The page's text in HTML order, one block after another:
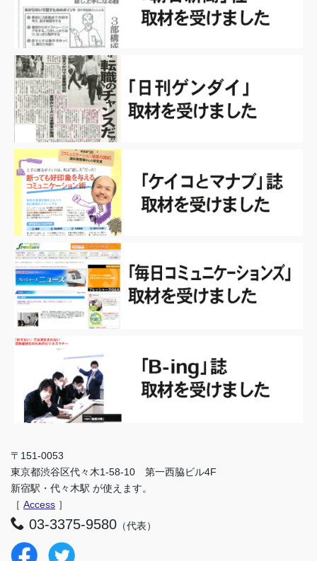
〒151-0053
東京都渋谷区代々木1-58-10 第一西脇ビル4F
新宿駅・代々木駅 が使えます。
［ Access ］
03-3375-9580 （代表）